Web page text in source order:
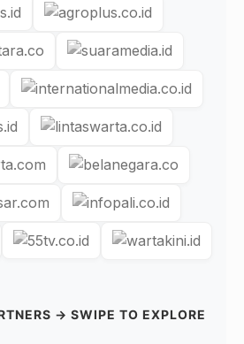
→ SWIPE TO EXPLORE